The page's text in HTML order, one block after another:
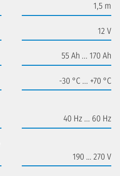
1,5 m
12 V
55 Ah ... 170 Ah
-30 °C ... +70 °C
40 Hz ... 60 Hz
190 … 270 V